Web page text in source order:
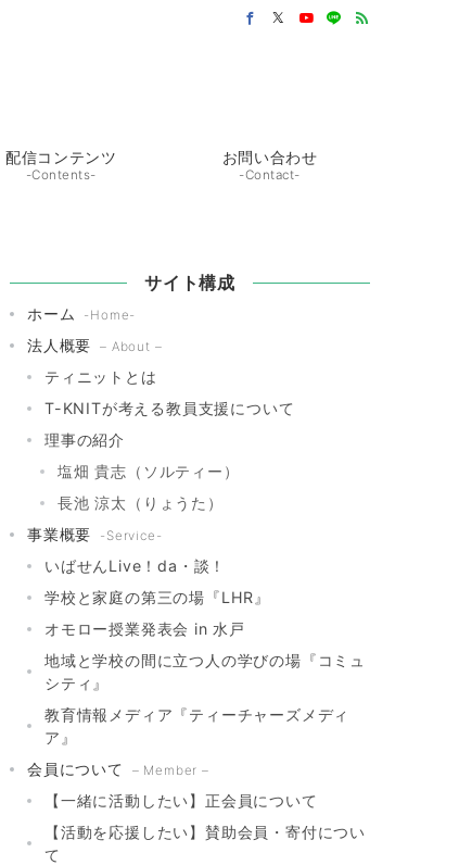
配信コンテンツ
-Contents-
お問い合わせ
-Contact-
サイト構成
ホーム -Home-
法人概要 – About –
ティニットとは
T-KNITが考える教員支援について
理事の紹介
塩畑 貴志（ソルティー）
長池 涼太（りょうた）
事業概要
-Service-
いばせんLive！da・談！
学校と家庭の第三の場『LHR』
オモロー授業発表会 in 水戸
地域と学校の間に立つ人の学びの場『コミュ
シティ』
教育情報メディア『ティーチャーズメディ
ア』
会員について
– Member –
【一緒に活動したい】正会員について
【活動を応援したい】賛助会員・寄付につい
て